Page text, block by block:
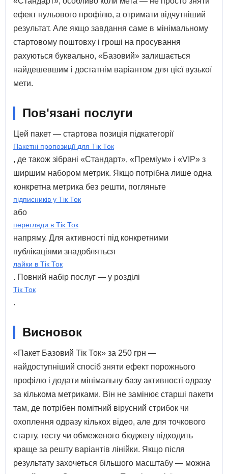
ефект нульового профілю, а отримати відчутніший
результат. Але якщо завдання саме в мінімальному
стартовому поштовху і гроші на просування
рахуються буквально, «Базовий» залишається
найдешевшим і достатнім варіантом для цієї вузької
мети.
Пов'язані послуги
Цей пакет — стартова позиція підкатегорії
Пакетні пропозиції для Тік Ток
, де також зібрані «Стандарт», «Преміум» і «VIP» з
ширшим набором метрик. Якщо потрібна лише одна
конкретна метрика без решти, погляньте
підписників у Тік Ток
або
перегляди в Тік Ток
напряму. Для активності під конкретними
публікаціями знадобляться
лайки в Тік Ток
. Повний набір послуг — у розділі
Тік Ток
.
Висновок
«Пакет Базовий Тік Ток» за 250 грн —
найдоступніший спосіб зняти ефект порожнього
профілю і додати мінімальну базу активності одразу
за кількома метриками. Він не замінює старші пакети
там, де потрібен помітний вірусний стрибок чи
охоплення одразу кількох відео, але для точкового
старту, тесту чи обмеженого бюджету підходить
краще за решту варіантів лінійки. Якщо після
результату захочеться більшого масштабу — можна